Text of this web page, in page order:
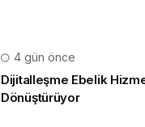
4 gün önce
Dijitalleşme Ebelik
Dönüştürüyor